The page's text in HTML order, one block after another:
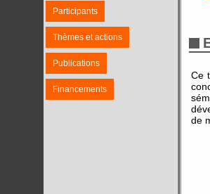
Participants
Thèmes et actions
Publications
Financements
Ce
de